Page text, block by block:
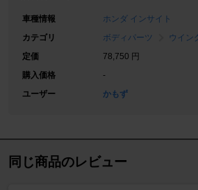
車種情報
ホンダ インサイト
カテゴリ
ボディパーツ
ウイン
定価
78,750 円
購入価格
-
ユーザー
かもず
同じ商品のレビュー